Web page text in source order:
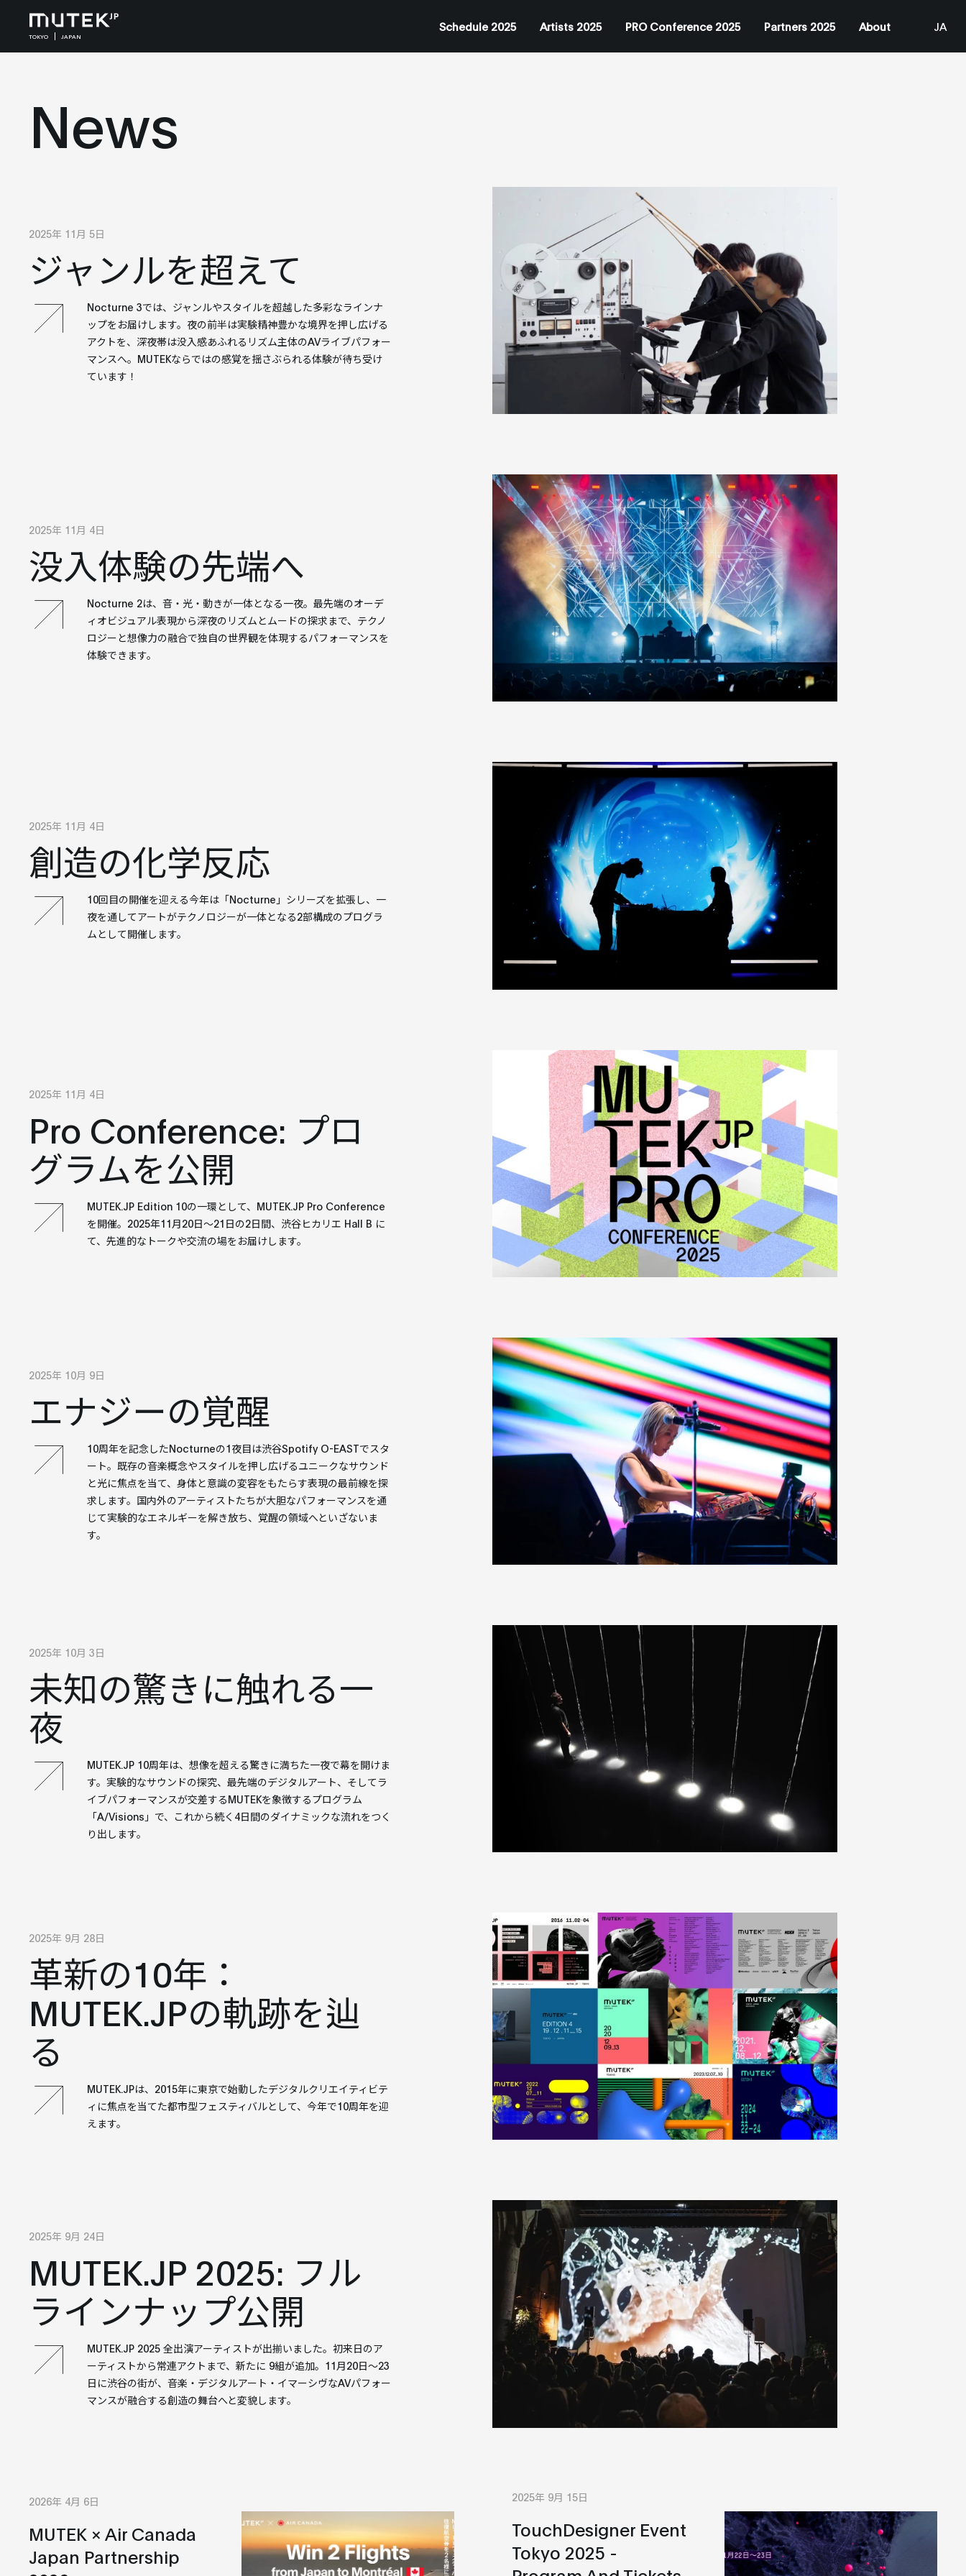
TOKYO JAPAN
Schedule 2025 Artists 2025 PRO Conference 2025 Partners 2025 About
JA
News
2025年 11月 5日
ジャンルを超えて
Nocturne 3では、ジャンルやスタイルを超越した多彩なラインナ
ップをお届けします。夜の前半は実験精神豊かな境界を押し広げる
アクトを、深夜帯は没入感あふれるリズム主体のAVライブパフォー
マンスへ。MUTEKならではの感覚を揺さぶられる体験が待ち受け
ています！
2025年 11月 4日
没入体験の先端へ
Nocturne 2は、音・光・動きが一体となる一夜。最先端のオーデ
ィオビジュアル表現から深夜のリズムとムードの探求まで、テクノ
ロジーと想像力の融合で独自の世界観を体現するパフォーマンスを
体験できます。
2025年 11月 4日
創造の化学反応
10回目の開催を迎える今年は「Nocturne」シリーズを拡張し、一
夜を通してアートがテクノロジーが一体となる2部構成のプログラ
ムとして開催します。
2025年 11月 4日
Pro Conference: プロ
グラムを公開
MUTEK.JP Edition 10の一環として、MUTEK.JP Pro Conference
を開催。2025年11月20日〜21日の2日間、渋谷ヒカリエ Hall B に
て、先進的なトークや交流の場をお届けします。
2025年 10月 9日
エナジーの覚醒
10周年を記念したNocturneの1夜目は渋谷Spotify O-EASTでスタ
ート。既存の音楽概念やスタイルを押し広げるユニークなサウンド
と光に焦点を当て、身体と意識の変容をもたらす表現の最前線を探
求します。国内外のアーティストたちが大胆なパフォーマンスを通
じて実験的なエネルギーを解き放ち、覚醒の領域へといざないま
す。
2025年 10月 3日
未知の驚きに触れる一
夜
MUTEK.JP 10周年は、想像を超える驚きに満ちた一夜で幕を開けま
す。実験的なサウンドの探究、最先端のデジタルアート、そしてラ
イブパフォーマンスが交差するMUTEKを象徴するプログラム
「A/Visions」で、これから続く4日間のダイナミックな流れをつく
り出します。
2025年 9月 28日
革新の10年：
MUTEK.JPの軌跡を辿
る
MUTEK.JPは、2015年に東京で始動したデジタルクリエイティビテ
ィに焦点を当てた都市型フェスティバルとして、今年で10周年を迎
えます。
2025年 9月 24日
MUTEK.JP 2025: フル
ラインナップ公開
MUTEK.JP 2025 全出演アーティストが出揃いました。初来日のア
ーティストから常連アクトまで、新たに 9組が追加。11月20日〜23
日に渋谷の街が、音楽・デジタルアート・イマーシヴなAVパフォー
マンスが融合する創造の舞台へと変貌します。
2026年 4月 6日
MUTEK × Air Canada
Japan Partnership
2025年 9月 15日
TouchDesigner Event
Tokyo 2025 -